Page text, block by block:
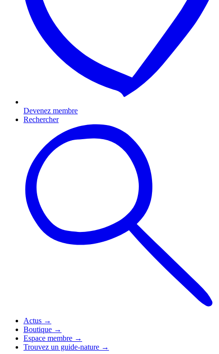
Devenez membre
Rechercher
Actus →
Boutique →
Espace membre →
Trouvez un guide-nature →